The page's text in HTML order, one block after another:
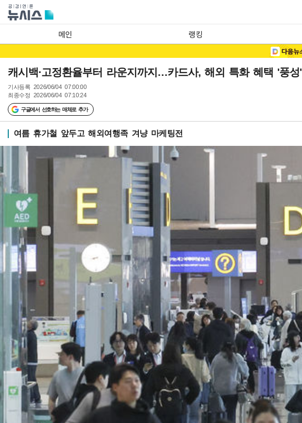
메인 랭킹
캐시백·고정환율부터 라운지까지…카드사, 해외 특화 혜택 '풍성'
기사등록 2026/06/04 07:00:00
최종수정 2026/06/04 07:10:24
구글에서 선호하는 매체로 추가
여름 휴가철 앞두고 해외여행족 겨냥 마케팅전